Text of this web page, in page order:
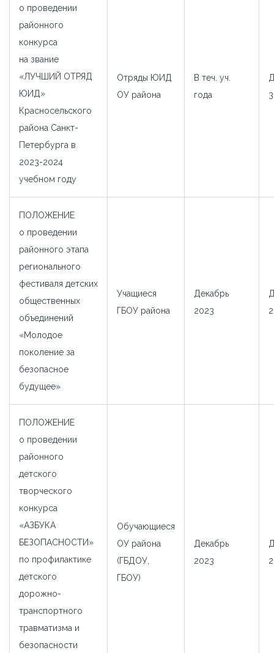
о проведении
районного
конкурса
на звание
«ЛУЧШИЙ ОТРЯД
ЮИД»
Красносельского
района Санкт-
Петербурга в
2023-2024
учебном году
Отряды ЮИД
ОУ района
В теч. уч.
года
ПОЛОЖЕНИЕ
о проведении
районного этапа
регионального
фестиваля детских
общественных
объединений
«Молодое
поколение за
безопасное
будущее»
Учащиеся
ГБОУ района
Декабрь
2023
ПОЛОЖЕНИЕ
о проведении
районного
детского
творческого
конкурса
«АЗБУКА
БЕЗОПАСНОСТИ»
по профилактике
детского
дорожно-
транспортного
травматизма и
безопасности
Обучающиеся
ОУ района
(ГБДОУ,
ГБОУ)
Декабрь
2023